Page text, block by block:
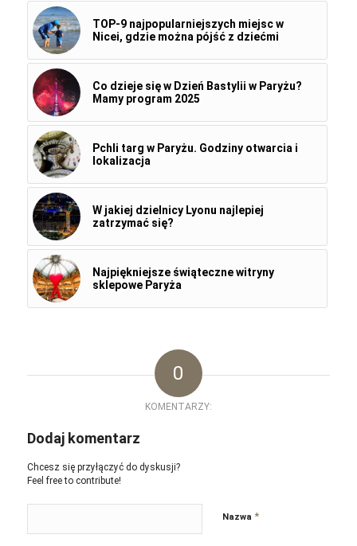
TOP-9 najpopularniejszych miejsc w
Nicei, gdzie można pójść z dziećmi
Co dzieje się w Dzień Bastylii w Paryżu?
Mamy program 2025
Pchli targ w Paryżu. Godziny otwarcia i
lokalizacja
W jakiej dzielnicy Lyonu najlepiej
zatrzymać się?
Najpiękniejsze świąteczne witryny
sklepowe Paryża
0
KOMENTARZY:
Dodaj komentarz
Chcesz się przyłączyć do dyskusji?
Feel free to contribute!
Nazwa *